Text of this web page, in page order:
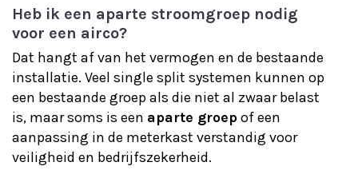
Heb ik een aparte stroomgroep nodig
voor een airco?
Dat hangt af van het vermogen en de bestaande
installatie. Veel single split systemen kunnen op
een bestaande groep als die niet al zwaar belast
is, maar soms is een aparte groepof een
aanpassing in de meterkast verstandig voor
veiligheid en bedrijfszekerheid.